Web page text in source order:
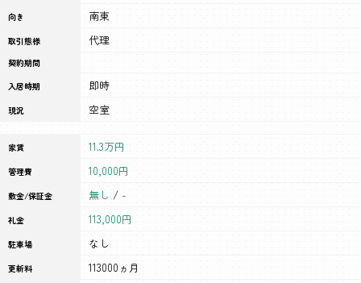
向き 南東
取引態様 代理
契約期間
入居時期
即時
現況 空室
家賃 11.3万円
管理費 10,000円
敷金/保証金 無し / -
礼金 113,000円
駐車場 なし
更新料 113000ヵ月